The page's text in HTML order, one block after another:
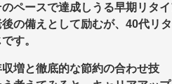
のペースで達成しうる早期リタ
後の備えとして励むが、40代リ
です。
収増と徹底的な節約の合わせ技